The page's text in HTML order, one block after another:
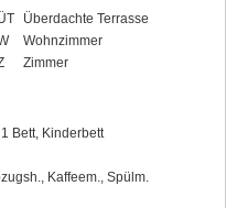
Überdachte Terrasse
Wohnzimmer
Zimmer
Bett, Kinderbett
Kaffeem., Spülm.